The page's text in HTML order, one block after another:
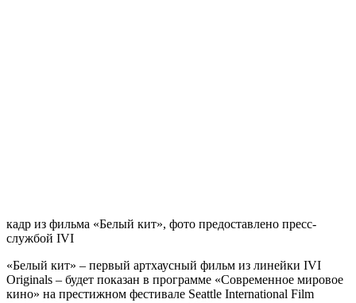
кадр из фильма «Белый кит», фото предоставлено пресс-
службой IVI
«Белый кит» – первый артхаусный фильм из линейки IVI
Originals – будет показан в программе «Современное мировое
кино» на престижном фестивале Seattle International Film